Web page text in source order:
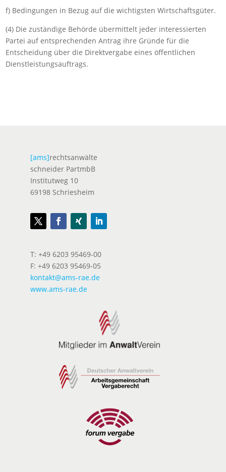
f) Bedingungen in Bezug auf die wichtigsten Wirtschaftsgüter.
(4) Die zuständige Behörde übermittelt jeder interessierten
Partei auf entsprechenden Antrag ihre Gründe für die
Entscheidung über die Direktvergabe eines öffentlichen
Dienstleistungsauftrags.
[ams]rechtsanwälte
schneider PartmbB
Institutweg 10
69198 Schriesheim
T: +49 6203 95469-00
F: +49 6203 95469-05
kontakt@ams-rae.de
www.ams-rae.de